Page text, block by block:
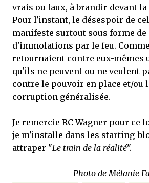
vrais ou faux, à brandir devant
Pour l'instant, le désespoir de
manifeste surtout sous forme de
d'immolations par le feu.
retournaient contre eux-mêmes
qu'ils ne peuvent ou ne veulent
contre le pouvoir en place et/ou
corruption généralisée.
Je remercie RC Wagner pour ce
je m'installe dans les starting-
attraper "Le train de la réalité".
Photo de Mélanie